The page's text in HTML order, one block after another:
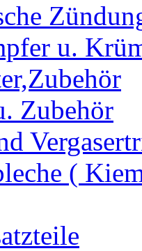
u.
Zubehör
(